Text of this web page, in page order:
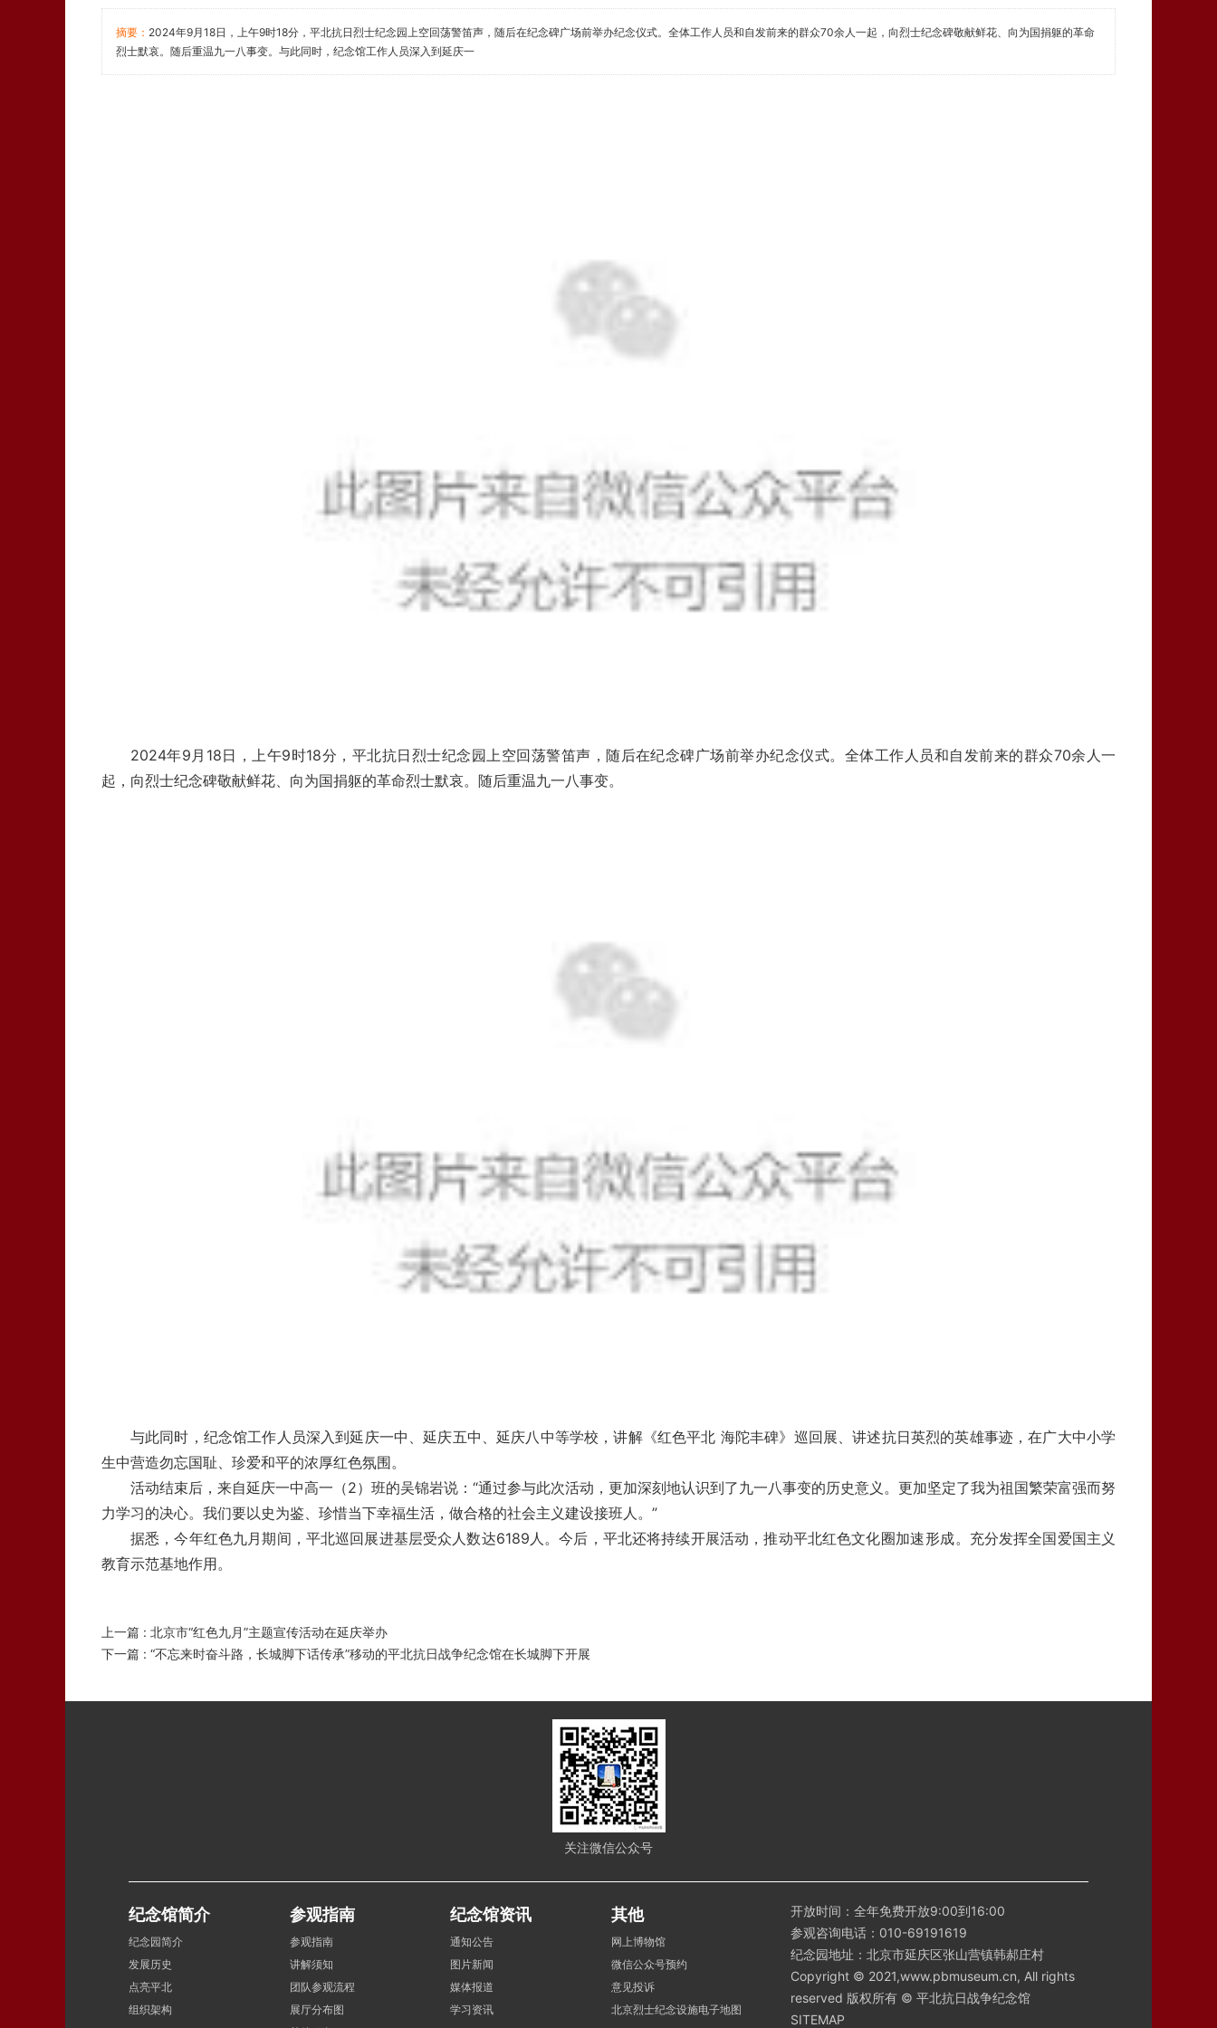
摘要： 2024年9月18日，上午9时18分，平北抗日烈士纪念园上空回荡警笛声，随后在纪念碑广场前举办纪念仪式。全体工作人员和自发前来的群众70余人一起，向烈士纪念碑敬献鲜花、向为国捐躯的革命
烈士默哀。随后重温九一八事变。与此同时，纪念馆工作人员深入到延庆一
2024年9月18日，上午9时18分，平北抗日烈士纪念园上空回荡警笛声，随后在纪念碑广场前举办纪念仪式。全体工作人员和自发前来的群众70余人一
起，向烈士纪念碑敬献鲜花、向为国捐躯的革命烈士默哀。随后重温九一八事变。
与此同时，纪念馆工作人员深入到延庆一中、延庆五中、延庆八中等学校，讲解《红色平北 海陀丰碑》巡回展、讲述抗日英烈的英雄事迹，在广大中小学
生中营造勿忘国耻、珍爱和平的浓厚红色氛围。
活动结束后，来自延庆一中高一（2）班的吴锦岩说：“通过参与此次活动，更加深刻地认识到了九一八事变的历史意义。更加坚定了我为祖国繁荣富强而努
力学习的决心。我们要以史为鉴、珍惜当下幸福生活，做合格的社会主义建设接班人。”
据悉，今年红色九月期间，平北巡回展进基层受众人数达6189人。今后，平北还将持续开展活动，推动平北红色文化圈加速形成。充分发挥全国爱国主义
教育示范基地作用。
上一篇 : 北京市“红色九月”主题宣传活动在延庆举办
下一篇 : “不忘来时奋斗路，长城脚下话传承”移动的平北抗日战争纪念馆在长城脚下开展
关注微信公众号
纪念馆简介
纪念园简介
发展历史
点亮平北
组织架构
参观指南
参观指南
讲解须知
团队参观流程
展厅分布图
纪念馆资讯
通知公告
图片新闻
媒体报道
学习资讯
其他
网上博物馆
微信公众号预约
意见投诉
北京烈士纪念设施电子地图
开放时间：全年免费开放9:00到16:00
参观咨询电话：010-69191619
纪念园地址：北京市延庆区张山营镇韩郝庄村
Copyright © 2021,www.pbmuseum.cn, All rights
reserved 版权所有 © 平北抗日战争纪念馆
SITEMAP